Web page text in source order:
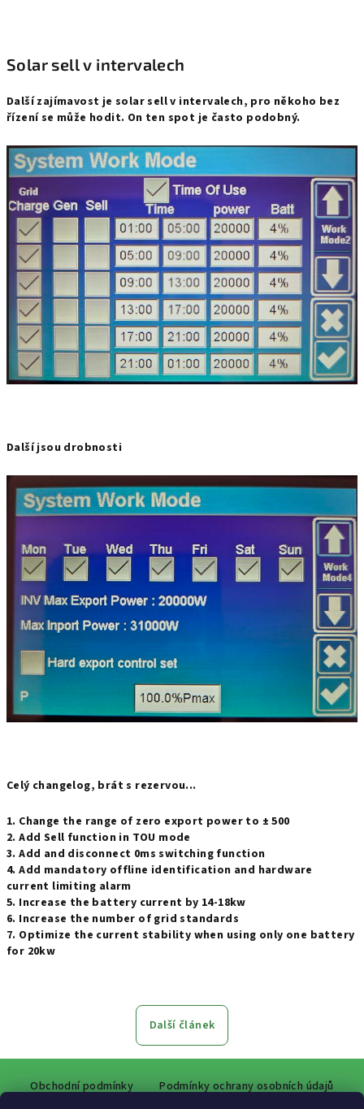
Solar sell v intervalech
Další zajímavost je solar sell v intervalech, pro někoho bez
řízení se může hodit. On ten spot je často podobný.
Další jsou drobnosti
Celý changelog, brát s rezervou...
1. Change the range of zero export power to ± 500
2. Add Sell function in TOU mode
3. Add and disconnect 0ms switching function
4. Add mandatory offline identification and hardware
current limiting alarm
5. Increase the battery current by 14-18kw
6. Increase the number of grid standards
7. Optimize the current stability when using only one battery
for 20kw
Další článek
á
Obchodní podmínky Podmínky ochrany osobních údajů